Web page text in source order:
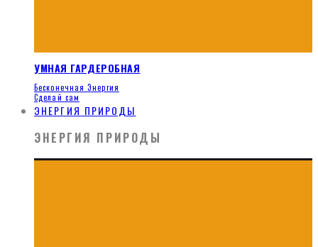
УМНАЯ ГАРДЕРОБНАЯ
Бесконечная Энергия
Сделай сам
ЭНЕРГИЯ ПРИРОДЫ
ЭНЕРГИЯ ПРИРОДЫ